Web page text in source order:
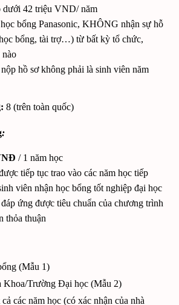
dưới 42 triệu VND/ năm
bổng Panasonic, KHÔNG nhận sự hỗ
bổng, tài trợ…) từ bất kỳ tổ chức,
nào
hồ sơ không phải là sinh viên năm
8 (trên toàn quốc)
:
/ 1 năm học
tiếp tục trao vào các năm học tiếp
viên nhận học bổng tốt nghiệp đại học
ứng được tiêu chuẩn của chương trình
thỏa thuận
(Mẫu 1)
Khoa/Trường Đại học (Mẫu 2)
các năm học (có xác nhận của nhà